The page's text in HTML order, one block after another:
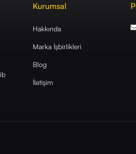
Kurumsal
Hakkında
Marka İşbirlikleri
Blog
İletişim